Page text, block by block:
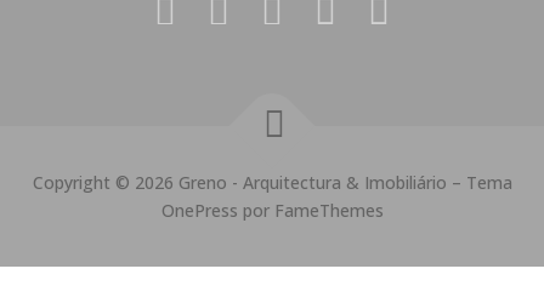
Copyright © 2026 Greno - Arquitectura & Imobiliário – Tema
OnePress por FameThemes